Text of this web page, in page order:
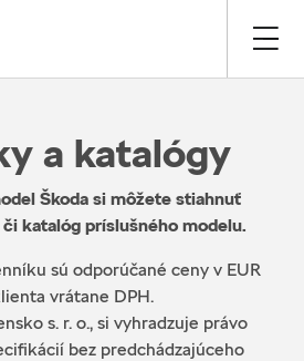
a katalógy
Škoda si môžete stiahnuť
katalóg príslušného modelu.
sú odporúčané ceny v EUR
vrátane DPH.
s. r. o., si vyhradzuje právo
bez predchádzajúceho